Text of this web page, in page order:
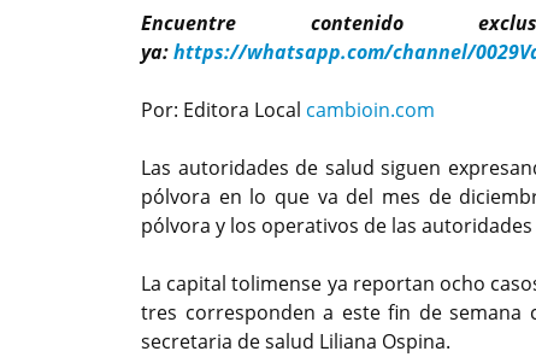
Encuentre contenido
ya:https://whatsapp.com/channel/
Por: Editora Local cambioin.com
Las autoridades de salud siguen
pólvora en lo que va del mes de
pólvora y los operativos de las
La capital tolimense ya reportan ocho
tres corresponden a este fin de semana
secretaria de salud Liliana Ospina.